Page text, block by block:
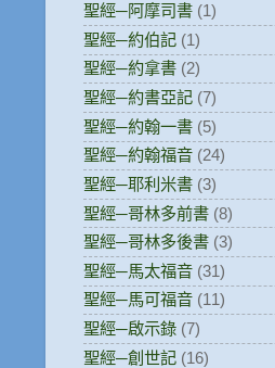
聖經─阿摩司書 (1)
聖經─約伯記 (1)
聖經─約拿書 (2)
聖經─約書亞記 (7)
聖經─約翰一書 (5)
聖經─約翰福音 (24)
聖經─耶利米書 (3)
聖經─哥林多前書 (8)
聖經─哥林多後書 (3)
聖經─馬太福音 (31)
聖經─馬可福音 (11)
聖經─啟示錄 (7)
聖經─創世記 (16)